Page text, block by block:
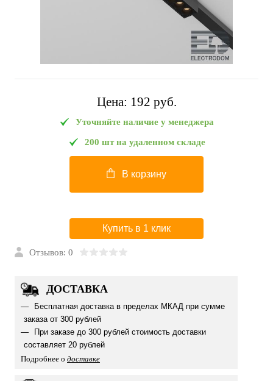
Цена: 192 pуб.
Уточняйте наличие у менеджера
200 шт на удаленном складе
В корзину
Купить в 1 клик
Отзывов: 0
ДОСТАВКА
Бесплатная доставка в пределах МКАД при сумме
заказа от 300 рублей
При заказе до 300 рублей стоимость доставки
составляет 20 рублей
Подробнее о доставке